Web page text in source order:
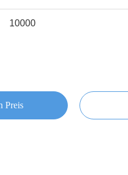
10000
Preis